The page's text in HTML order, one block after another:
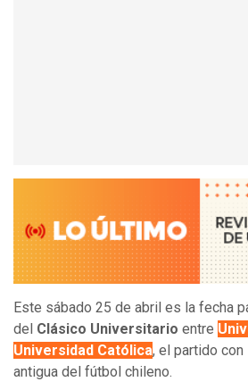
Este sábado 25 de abril es la fecha
del Clásico Universitario entre
Universidad Católica, el partido
antigua del fútbol chileno.